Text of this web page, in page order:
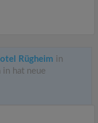
Rügheim in
hat neue